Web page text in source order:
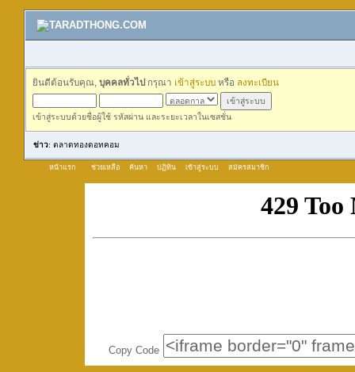
ยินดีต้อนรับคุณ, บุคคลทั่วไป กรุณา เข้าสู่ระบบ หรือ ลงทะเบียน
เข้าสู่ระบบด้วยชื่อผู้ใช้ รหัสผ่าน และระยะเวลาในเซสชั่น
ข่าว: ตลาดทองดอทคอม
หน้าแรก ช่วยเหลือ ค้นหา ปฏิทิน เข้าสู่ระบบ สมัครสมาชิก
Copy Code